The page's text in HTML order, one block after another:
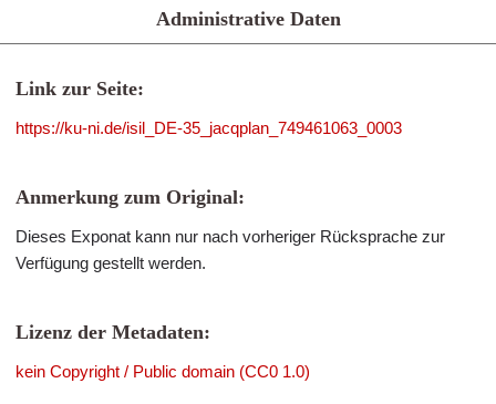
Administrative Daten
Link zur Seite:
https://ku-ni.de/isil_DE-35_jacqplan_749461063_0003
Anmerkung zum Original:
Dieses Exponat kann nur nach vorheriger Rücksprache zur
Verfügung gestellt werden.
Lizenz der Metadaten:
kein Copyright / Public domain (CC0 1.0)